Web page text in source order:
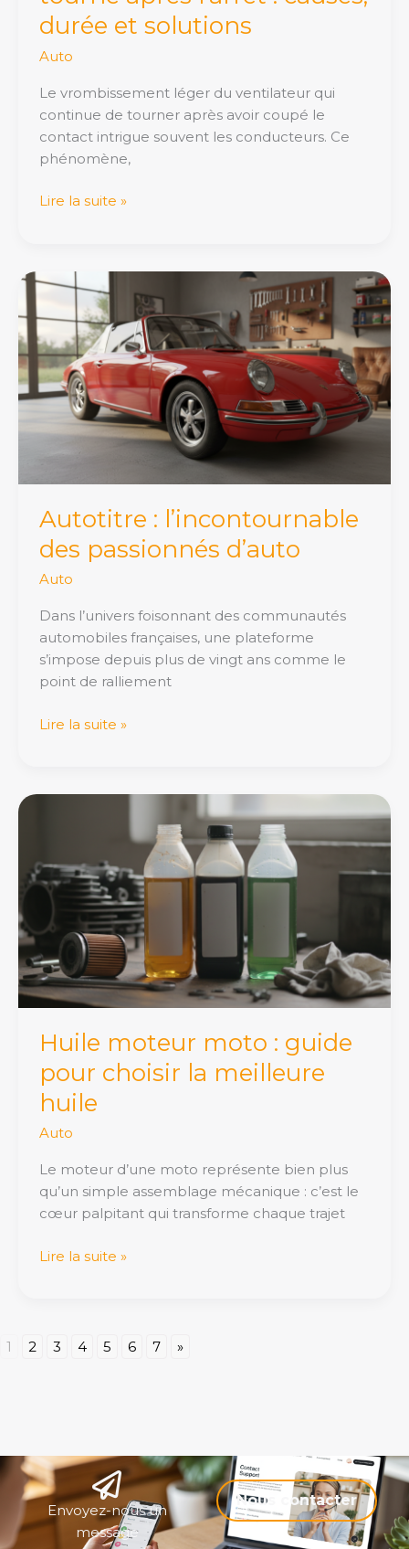
durée et solutions
Auto
Le vrombissement léger du ventilateur qui
continue de tourner après avoir coupé le
contact intrigue souvent les conducteurs. Ce
phénomène,
Lire la suite »
Autotitre : l’incontournable
des passionnés d’auto
Auto
Dans l’univers foisonnant des communautés
automobiles françaises, une plateforme
s’impose depuis plus de vingt ans comme le
point de ralliement
Autotitre
l’incontournable
des
passionnés
d’auto
Lire la suite »
Huile moteur moto : guide
pour choisir la meilleure
huile
Auto
Le moteur d’une moto représente bien plus
qu’un simple assemblage mécanique : c’est le
cœur palpitant qui transforme chaque trajet
:
guide
choisir
la
meilleure
huile
Lire la suite »
1 2 3 4 5 6 7 »
Envoyez-nous un
message
Nous contacter